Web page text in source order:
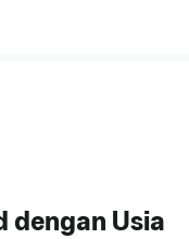
dengan Usia